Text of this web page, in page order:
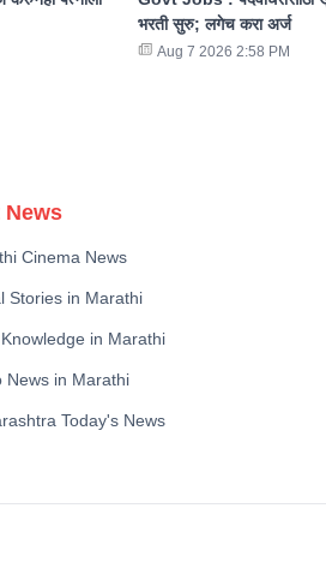
भरती सुरु; लगेच करा अर्ज
Aug 7 2026 2:58 PM
News
Cinema News
Stories in Marathi
in Marathi
News in Marathi
Today's News